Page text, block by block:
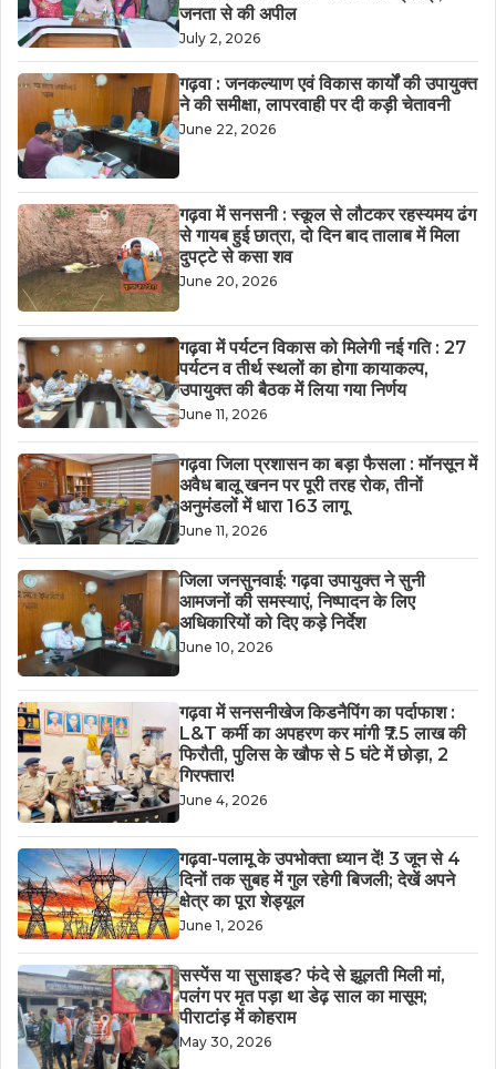
जनता से की अपील
July 2, 2026
गढ़वा : जनकल्याण एवं विकास कार्यों की उपायुक्त
ने की समीक्षा, लापरवाही पर दी कड़ी चेतावनी
June 22, 2026
गढ़वा में सनसनी : स्कूल से लौटकर रहस्यमय ढंग
से गायब हुई छात्रा, दो दिन बाद तालाब में मिला
दुपट्टे से कसा शव
June 20, 2026
गढ़वा में पर्यटन विकास को मिलेगी नई गति : 27
पर्यटन व तीर्थ स्थलों का होगा कायाकल्प,
उपायुक्त की बैठक में लिया गया निर्णय
June 11, 2026
गढ़वा जिला प्रशासन का बड़ा फैसला : मॉनसून में
अवैध बालू खनन पर पूरी तरह रोक, तीनों
अनुमंडलों में धारा 163 लागू
June 11, 2026
जिला जनसुनवाई: गढ़वा उपायुक्त ने सुनी
आमजनों की समस्याएं, निष्पादन के लिए
अधिकारियों को दिए कड़े निर्देश
June 10, 2026
गढ़वा में सनसनीखेज किडनैपिंग का पर्दाफाश :
L&T कर्मी का अपहरण कर मांगी ₹7.5 लाख की
फिरौती, पुलिस के खौफ से 5 घंटे में छोड़ा, 2
गिरफ्तार!
June 4, 2026
गढ़वा-पलामू के उपभोक्ता ध्यान दें! 3 जून से 4
दिनों तक सुबह में गुल रहेगी बिजली; देखें अपने
क्षेत्र का पूरा शेड्यूल
June 1, 2026
सस्पेंस या सुसाइड? फंदे से झूलती मिली मां,
पलंग पर मृत पड़ा था डेढ़ साल का मासूम;
पीराटांड़ में कोहराम
May 30, 2026